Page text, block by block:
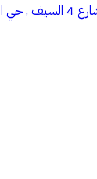
شقة للإيجار في